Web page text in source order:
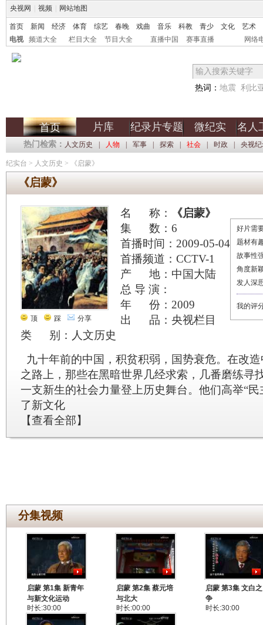
央视网 视频 网站地图
首页 新闻 经济 体育 综艺 春晚 戏曲 音乐 科教 青少 文化
艺术
电视
频道大全 栏目大全 节目大全 直播中国 赛事直播 网络
热词： 地震 利比
首页 片库 纪录片专题 微纪实 名人
热门检索： 人文历史 人物 军事 探索 社会 时政 央视
纪实台 > 人文历史 > 《启蒙》
《启蒙》
顶 踩 分享
名 称：
《启蒙》
集 数：6
首播时间：2009-05-04 03:24
首播频道：CCTV-1
产 地：中国大陆
总 导 演：
年 份：2009
出 品：央视栏目
类 别：人文历史
九十年前的中国，积贫积弱，国势衰危。在改
之路上，那些在黑暗世界几经求索，几番磨练寻
一支新生的社会力量登上历史舞台。他们高举“
了新文化
【查看全部】
好片需
题材有
故事性
角度新
发人深
我的评
分集视频
启蒙 第1集 新青年
与新文化运动
时长:30:00
启蒙 第2集 蔡元培
与北大
时长:00:00
启蒙 第3集 文白之
争
时长:30:00